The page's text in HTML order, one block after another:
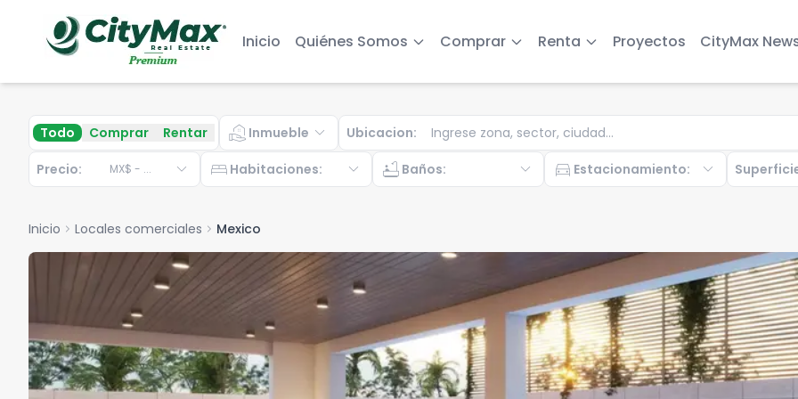
Inicio Quiénes Somos Comprar Renta Proyectos CityMax
Todo Comprar Rentar real_estate_agent Inmueble expand_more Ubicacion:
Precio: MX$ - ... expand_more bed Habitaciones: expand_more bathtub Baños: expand_more directions_car Estacionamiento: expand_more
Inicio chevron_right Locales comerciales chevron_right Mexico